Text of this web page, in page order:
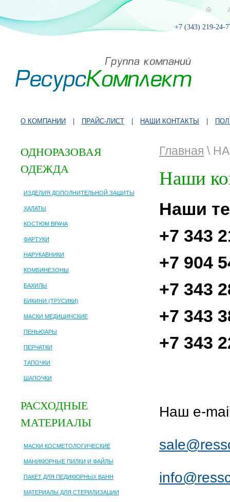
+7 (343) 219-24-
О КОМПАНИИ ПРАЙС-ЛИСТ НАШИ КОНТАКТЫ
ОДНОРАЗОВАЯ
ОДЕЖДА
ИЗДЕЛИЯ ДОПОЛНИТЕЛЬНОЙ ЗАЩИТЫ
ХАЛАТЫ
КОСТЮМ ВРАЧА
ФАРТУКИ
НАРУКАВНИКИ
КОМБИНЕЗОНЫ
БАХИЛЫ
БИКИНИ (ТРУСИКИ)
МАСКИ МЕДИЦИНСКИЕ
ПЕНЬЮАРЫ
ПЕРЧАТКИ
ТАПОЧКИ
ШАПОЧКИ
РАСХОДНЫЕ
МАТЕРИАЛЫ
МАСКИ КОСМЕТОЛОГИЧЕСКИЕ
МАНИКЮРНЫЕ ПИЛКИ И ФАЙЛЫ
ПАКЕТ ДЛЯ ПЕДИКЮРНЫХ ВАНН
МАТЕРИАЛЫ ДЛЯ СТЕРИЛИЗАЦИИ
Главная \
Наши
Наши
+7 343
+7 904
+7 343
+7 343
+7 343
Наш e-